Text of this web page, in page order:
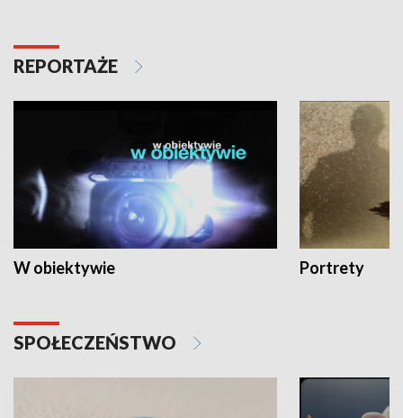
REPORTAŻE
W obiektywie Portrety
SPOŁECZEŃSTWO